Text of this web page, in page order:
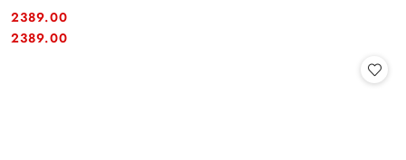
Cena:
2389.00
Cena:
2389.00